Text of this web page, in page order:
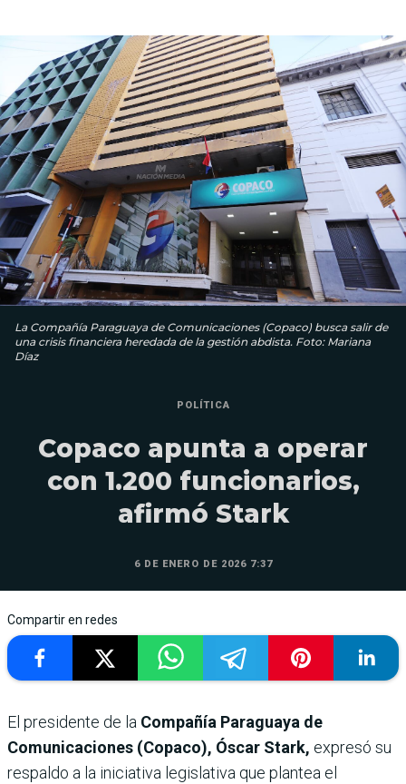
La Compañía Paraguaya de Comunicaciones (Copaco) busca salir de
una crisis financiera heredada de la gestión abdista. Foto: Mariana
Díaz
POLÍTICA
Copaco apunta a operar
con 1.200 funcionarios,
afirmó Stark
6 DE ENERO DE 2026 7:37
Compartir en redes
El presidente de la Compañía Paraguaya de
Comunicaciones (Copaco), Óscar Stark, expresó su
respaldo a la iniciativa legislativa que plantea el